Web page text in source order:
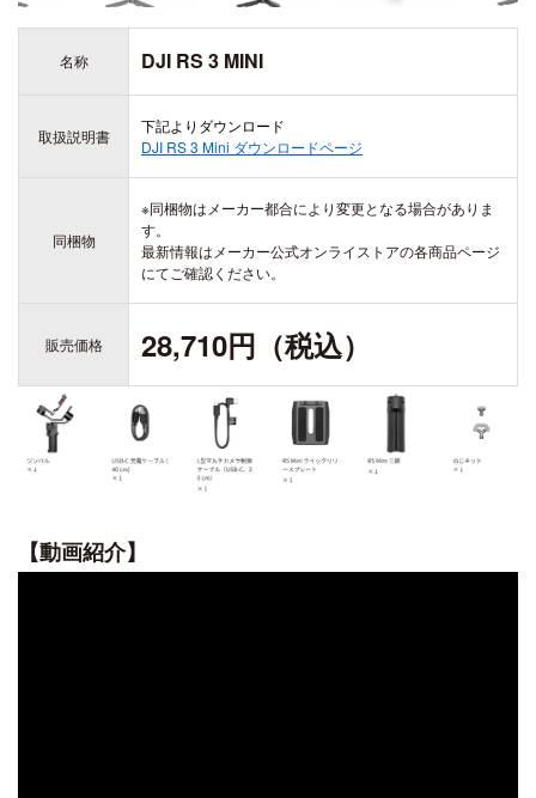
DJI LITO シリーズ
DJI LITO X1
DJI LITO 1
DJI AVATA シリーズ
DJI AVATA 360
DJI AVATA 2
DJI FPV
DJI DOCK 3
DJI DOCK 2
DJI ACTION シリーズ
OSMO ACTION 6
OSMO ACTION 4
DJI ACTION 2
DJI OSMO 360
OSMO 360
DJI OSMO NANO
名称 DJI RS 3 MINI
取扱説明書
下記よりダウンロード
DJI RS 3 Mini ダウンロードページ
同梱物
※同梱物はメーカー都合により変更となる場合がありま
す。
最新情報はメーカー公式オンライストアの各商品ページ
にてご確認ください。
販売価格 28,710円（税込）
【動画紹介】